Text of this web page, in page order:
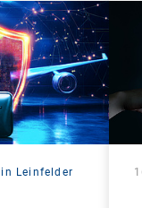
Leinfelder